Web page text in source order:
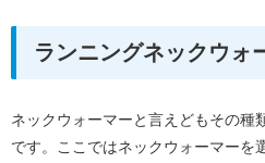
ランニングネックウォ
ネックウォーマーと言えどもその種
です。ここではネックウォーマーを